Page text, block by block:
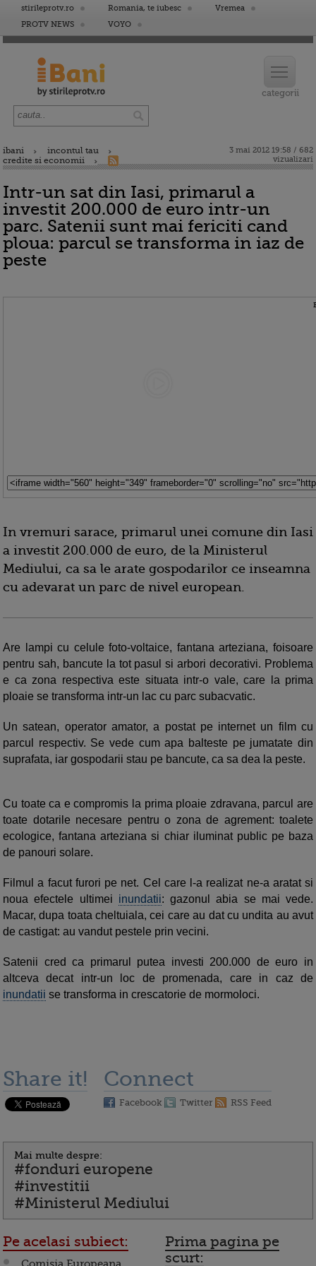
stirileprotv.ro Romania, te iubesc
Vremea
PROTV NEWS
VOYO
ibani
incontul tau
credite si economii
3 mai 2012 19:58 / 682
vizualizari
Intr-un sat din Iasi, primarul a
investit 200.000 de euro intr-un
parc. Satenii sunt mai fericiti cand
ploua: parcul se transforma in iaz de
peste
In vremuri sarace, primarul unei comune din Iasi
a investit 200.000 de euro, de la Ministerul
Mediului, ca sa le arate gospodarilor ce inseamna
cu adevarat un parc de nivel european.
Are lampi cu celule foto-voltaice, fantana arteziana, foisoare
pentru sah, bancute la tot pasul si arbori decorativi. Problema
e ca zona respectiva este situata intr-o vale, care la prima
ploaie se transforma intr-un lac cu parc subacvatic.
Un satean, operator amator, a postat pe internet un film cu
parcul respectiv. Se vede cum apa balteste pe jumatate din
suprafata, iar gospodarii stau pe bancute, ca sa dea la peste.
Cu toate ca e compromis la prima ploaie zdravana, parcul are
toate dotarile necesare pentru o zona de agrement: toalete
ecologice, fantana arteziana si chiar iluminat public pe baza
de panouri solare.
Filmul a facut furori pe net. Cel care l-a realizat ne-a aratat si
noua efectele ultimei inundatii: gazonul abia se mai vede.
Macar, dupa toata cheltuiala, cei care au dat cu undita au avut
de castigat: au vandut pestele prin vecini.
Satenii cred ca primarul putea investi 200.000 de euro in
altceva decat intr-un loc de promenada, care in caz de
inundatii se transforma in crescatorie de mormoloci.
Share it! Connect
Facebook Twitter RSS Feed
Mai multe despre:
#fonduri europene
#investitii
#Ministerul Mediului
Pe acelasi subiect:
Prima pagina pe
scurt: